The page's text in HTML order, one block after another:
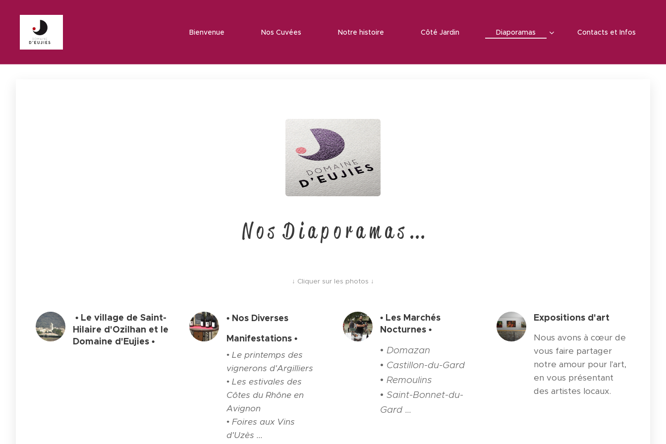
♦ Bienvenue ♦ ♦ Nos Cuvées ♦ ♦ Notre histoire ♦ ♦ Côté Jardin ♦ ♦ Diaporamas ♦ ♦ Contacts et Infos ♦
N o s D i a p o r a m a s ...
↓ Cliquer sur les photos ↓
• Le village de Saint-
Hilaire d'Ozilhan et le
Domaine d'Eujies •
• Nos Diverses
Manifestations •
• Le printemps des
vignerons d'Argilliers
• Les estivales des
Côtes du Rhône en
Avignon
• Foires aux Vins
d'Uzès ...
• Les Marchés
Nocturnes •
• Domazan
• Castillon-du-Gard
• Remoulins
• Saint-Bonnet-du-
Gard ...
Expositions d'art
Nous avons à cœur de
vous faire partager
notre amour pour l'art,
en vous présentant
des artistes locaux.